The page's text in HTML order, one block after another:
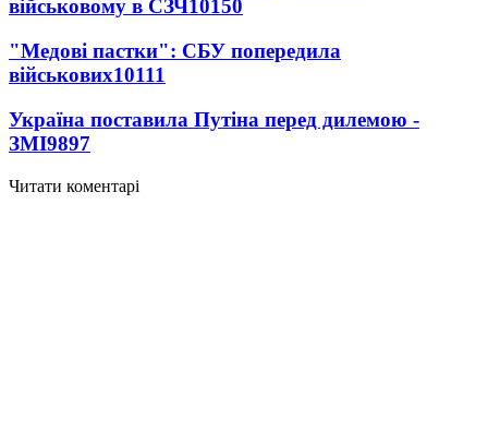
військовому в СЗЧ10150
"Медові пастки": СБУ попередила
військових10111
Україна поставила Путіна перед дилемою -
ЗМІ9897
Читати коментарі